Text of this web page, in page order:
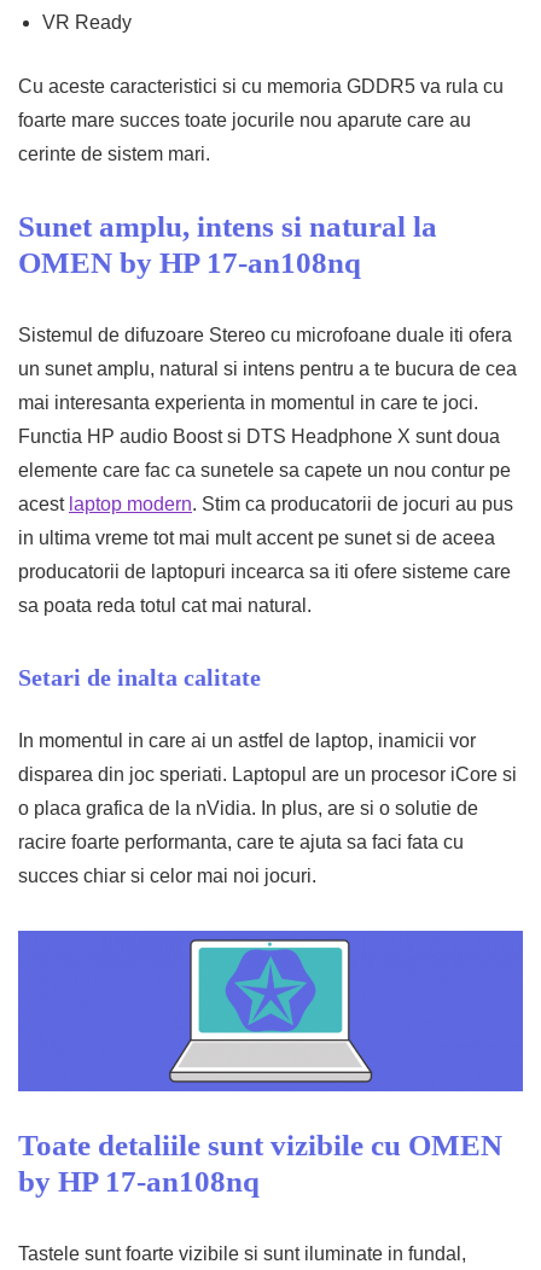
VR Ready
Cu aceste caracteristici si cu memoria GDDR5 va rula cu
foarte mare succes toate jocurile nou aparute care au
cerinte de sistem mari.
Sunet amplu, intens si natural la
OMEN by HP 17-an108nq
Sistemul de difuzoare Stereo cu microfoane duale iti ofera
un sunet amplu, natural si intens pentru a te bucura de cea
mai interesanta experienta in momentul in care te joci.
Functia HP audio Boost si DTS Headphone X sunt doua
elemente care fac ca sunetele sa capete un nou contur pe
acest laptop modern. Stim ca producatorii de jocuri au pus
in ultima vreme tot mai mult accent pe sunet si de aceea
producatorii de laptopuri incearca sa iti ofere sisteme care
sa poata reda totul cat mai natural.
Setari de inalta calitate
In momentul in care ai un astfel de laptop, inamicii vor
disparea din joc speriati. Laptopul are un procesor iCore si
o placa grafica de la nVidia. In plus, are si o solutie de
racire foarte performanta, care te ajuta sa faci fata cu
succes chiar si celor mai noi jocuri.
Toate detaliile sunt vizibile cu OMEN
by HP 17-an108nq
Tastele sunt foarte vizibile si sunt iluminate in fundal,